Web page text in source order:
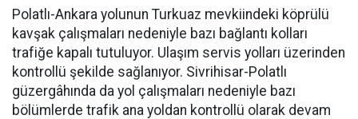
Polatlı-Ankara yolunun Turkuaz mevkiindeki köprülü
kavşak çalışmaları nedeniyle bazı bağlantı kolları
trafiğe kapalı tutuluyor. Ulaşım servis yolları üzerinden
kontrollü şekilde sağlanıyor. Sivrihisar-Polatlı
güzergâhında da yol çalışmaları nedeniyle bazı
bölümlerde trafik ana yoldan kontrollü olarak devam